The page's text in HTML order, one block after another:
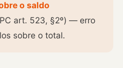
o saldo
art. 523, §2º) — erro
sobre o total.